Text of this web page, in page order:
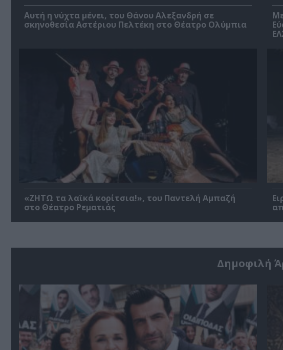
Αυτή η νύχτα μένει, του Θάνου Αλεξανδρή σε
σκηνοθεσία Αστέριου Πελτέκη στο Θέατρο Ολύμπια
«ΖΗΤΩ τα λαϊκά κορίτσια!», του Παντελή Αμπαζή
στο Θέατρο Ρεματιάς
Δημοφιλή